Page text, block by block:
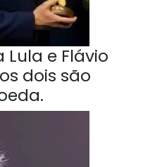
Lula e Flávio
dois são